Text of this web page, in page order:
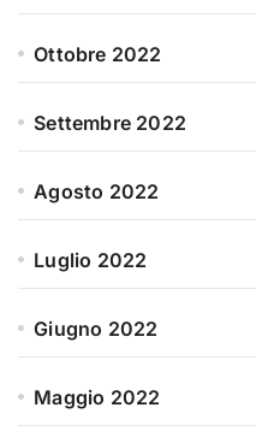
Ottobre 2022
Settembre 2022
Agosto 2022
Luglio 2022
Giugno 2022
Maggio 2022